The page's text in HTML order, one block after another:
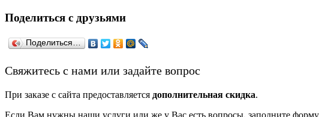
Поделиться с друзьями
Поделиться…
­Свяжитесь с нами или задайте вопрос
При заказе с сайта предоставляется дополнительная скидка.